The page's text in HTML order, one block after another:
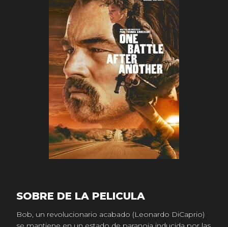
SOBRE DE LA PELICULA
Bob, un revolucionario acabado (Leonardo DiCaprio)